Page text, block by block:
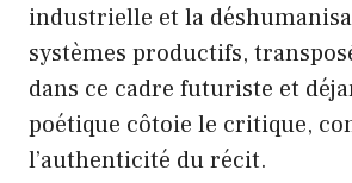
industrielle et la
systèmes productifs,
dans ce cadre futuriste et
poétique côtoie le critique,
l’authenticité du récit.